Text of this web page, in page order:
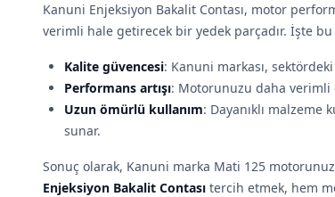
Kanuni Enjeksiyon Bakalit Contası, motor
verimli hale getirecek bir yedek parçadır. İşte
Kalite güvencesi: Kanuni markası,
Performans artışı: Motorunuzu daha verimli
Uzun ömürlü kullanım: Dayanıklı malzeme
sunar.
Sonuç olarak, Kanuni marka Mati 125
Enjeksiyon Bakalit Contası tercih etmek, hem